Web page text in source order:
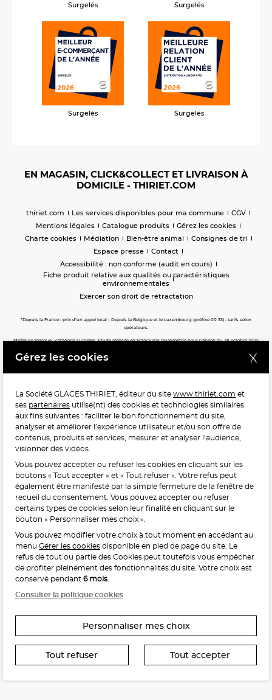
Surgelés Surgelés
Surgelés Surgelés
EN MAGASIN, CLICK&COLLECT ET LIVRAISON À
DOMICILE - THIRIET.COM
thiriet.com Les services disponibles pour ma commune
CGV
Mentions légales
Catalogue produits
Gérez les cookies
Charte cookies
Médiation Bien-être animal
Consignes de tri
Espace presse
Contact
Accessibilité : non conforme (audit en cours)
Fiche produit relative aux qualités ou caractéristiques
environnementales
Exercer son droit de rétractation
*Depuis la France : prix d’un appel local - Depuis la Belgique et le Luxembourg (préfixe 00 33) : tarifs selon
opérateurs.
Meilleure marque : catégorie surgelés. Etude réalisée en France par Qualimétrie pour Gabaon du 28 octobre 2025
Meilleure chaîne de magasins, Meilleur e-commerçant, Meilleure relation clients : catégorie surgelés. Étude
POUR VOTRE SANTÉ, MANGEZ AU MOINS CINQ FRUITS ET
LÉGUMES PAR JOUR.WWW.MANGERBOUGER.FR
L'abus d'alcool est dangereux pour la santé, à consommer
avec modération.
Interdiction de vente de boissons alcooliques
aux mineurs de moins de 18 ans
La preuve de majorité de l’acheteur est exigée au moment
de la vente en ligne.
CODE DE LA SANTÉ PUBLIQUE, ART. L. 3342-1 ET L. 3353-3
Gérez les cookies
La Société GLACES THIRIET, éditeur du site www.thiriet.com et
ses partenaires utilise(nt) des cookies et technologies similaires
aux fins suivantes : faciliter le bon fonctionnement du site,
analyser et améliorer l’expérience utilisateur et/ou son offre de
contenus, produits et services, mesurer et analyser l’audience,
visionner des vidéos.
Vous pouvez accepter ou refuser les cookies en cliquant sur les
boutons « Tout accepter » et « Tout refuser ». Votre refus peut
également être manifesté par la simple fermeture de la fenêtre de
recueil du consentement. Vous pouvez accepter ou refuser
certains types de cookies selon leur finalité en cliquant sur le
bouton « Personnaliser mes choix ».
Vous pouvez modifier votre choix à tout moment en accédant au
menu Gérer les cookies disponible en pied de page du site. Le
refus de tout ou partie des Cookies peut toutefois vous empêcher
de profiter pleinement des fonctionnalités du site. Votre choix est
conservé pendant 6 mois.
Consulter la politique cookies
Personnaliser mes choix
Tout refuser Tout accepter